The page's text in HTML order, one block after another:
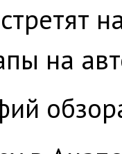
на